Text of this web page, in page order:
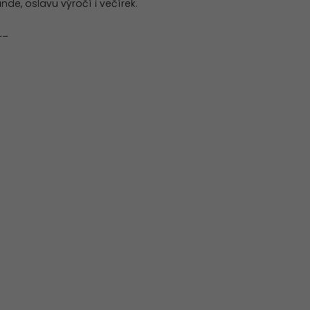
oslavu výročí i večírek.